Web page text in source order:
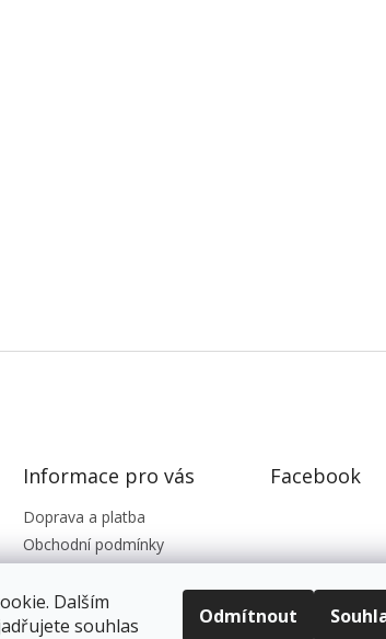
Dalším
souhlas
Odmítnout
Informace pro vás
Doprava a platba
Obchodní podmínky
Reklamace, vrácení zboží
Kontakty
Facebook